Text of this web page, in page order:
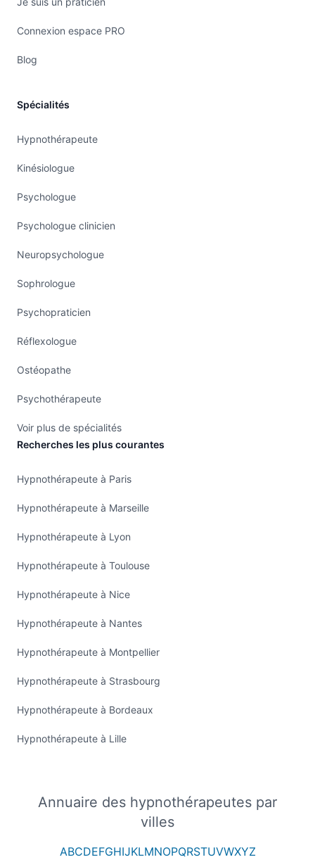
Connexion espace PRO
Blog
Spécialités
Hypnothérapeute
Kinésiologue
Psychologue
Psychologue clinicien
Neuropsychologue
Sophrologue
Psychopraticien
Réflexologue
Ostéopathe
Psychothérapeute
Voir plus de spécialités
Recherches les plus courantes
Hypnothérapeute à Paris
Hypnothérapeute à Marseille
Hypnothérapeute à Lyon
Hypnothérapeute à Toulouse
Hypnothérapeute à Nice
Hypnothérapeute à Nantes
Hypnothérapeute à Montpellier
Hypnothérapeute à Strasbourg
Hypnothérapeute à Bordeaux
Hypnothérapeute à Lille
Annuaire des hypnothérapeutes par
villes
ABCDEFGHIJKLMNOPQRSTUVWXYZ